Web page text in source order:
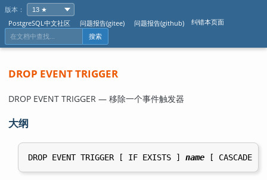
版本：
PostgreSQL中文社区
问题报告(gitee) 问题报告(github) 纠错本页面
搜索
DROP EVENT TRIGGER
DROP EVENT TRIGGER — 移除一个事件触发器
大纲
DROP EVENT TRIGGER [ IF EXISTS ] name